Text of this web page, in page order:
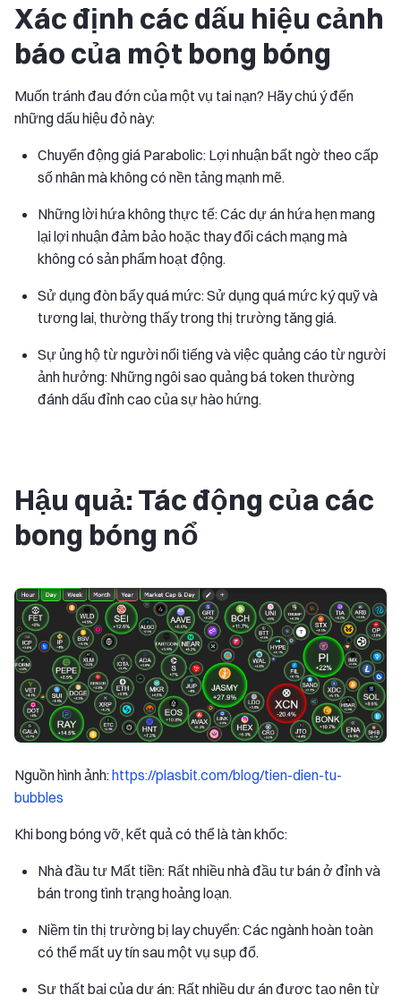
Xác định các dấu hiệu cảnh
báo của một bong bóng
Muốn tránh đau đớn của một vụ tai nạn? Hãy chú ý đến
những dấu hiệu đỏ này:
Chuyển động giá Parabolic: Lợi nhuận bất ngờ theo cấp
số nhân mà không có nền tảng mạnh mẽ.
Những lời hứa không thực tế: Các dự án hứa hẹn mang
lại lợi nhuận đảm bảo hoặc thay đổi cách mạng mà
không có sản phẩm hoạt động.
Sử dụng đòn bẩy quá mức: Sử dụng quá mức ký quỹ và
tương lai, thường thấy trong thị trường tăng giá.
Sự ủng hộ từ người nổi tiếng và việc quảng cáo từ người
ảnh hưởng: Những ngôi sao quảng bá token thường
đánh dấu đỉnh cao của sự hào hứng.
Hậu quả: Tác động của các
bong bóng nổ
Nguồn hình ảnh:https://plasbit.com/blog/tien-dien-tu-
bubbles
Khi bong bóng vỡ, kết quả có thể là tàn khốc:
Nhà đầu tư Mất tiền: Rất nhiều nhà đầu tư bán ở đỉnh và
bán trong tình trạng hoảng loạn.
Niềm tin thị trường bị lay chuyển: Các ngành hoàn toàn
có thể mất uy tín sau một vụ sụp đổ.
Sự thất bại của dự án: Rất nhiều dự án được tạo nên từ